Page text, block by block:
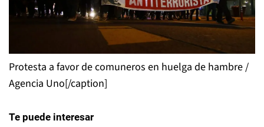
Protesta a favor de comuneros en huelga de hambre /
Agencia Uno[/caption]
Te puede interesar